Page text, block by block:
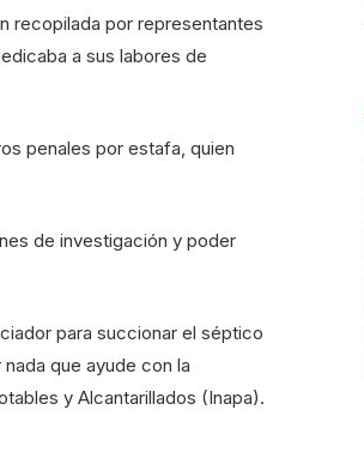
recopilada por representantes
a sus labores de
penales por estafa, quien
de investigación y poder
para succionar el séptico
que ayude con la
y Alcantarillados (Inapa).